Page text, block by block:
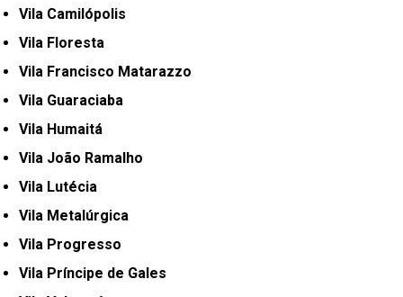
Vila Camilópolis
Vila Floresta
Vila Francisco Matarazzo
Vila Guaraciaba
Vila Humaitá
Vila João Ramalho
Vila Lutécia
Vila Metalúrgica
Vila Progresso
Vila Príncipe de Gales